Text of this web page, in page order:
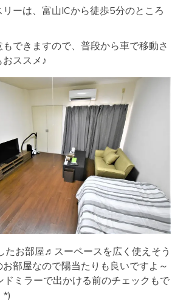
リーは、富山ICから徒歩5分のところ
できますので、普段から車で移動さ
ススメ♪
たお部屋♬スーペースを広く使えそう
部屋なので陽当たりも良いですよ～
ドミラーで出かける前のチェックもで
*)